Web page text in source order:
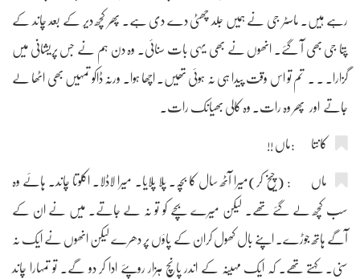
رہے ہیں۔ ماسٹر جی نے ہمیں جلد چھٹی دے دی ہے۔ پھر کچھ دیر کے بعد چاند کے
پتا جی بھی آ گئے۔ انھوں نے بھی یہی بات سنائی۔ وہ دن ہم نے جس پریشانی میں
گزارا۔ ۔ ۔ تم تو اس وقت پیدا ہی نہ ہوئی تھیں۔ اچھا ہوا۔ ورنہ ڈاکو تمہیں بھی اٹھا لے
جاتے اور پھر وہ رات۔ وہ کالی بھیانک رات۔
کانتا :ماں !!
ماں : (چیخ کر)میرا آٹھ سال کا بچہ۔ پلا پلایا۔ میرا لاڈلا۔ اکلوتا چاند۔ ہائے وہ
سب کچھ لے گئے تھے۔ لیکن میرے بچے کو تو نہ لے جاتے۔ میں نے ان کے
آگے ہاتھ جوڑے۔ اپنے بال کھول کران کے پاؤں پر دھرے لیکن انھوں نے ایک نہ
سنی۔ کہتے تھے۔ کہ ایک مہینہ کے اندر پانچ ہزار روپئے ادا کر دو گے۔ تو تمہارا چاند